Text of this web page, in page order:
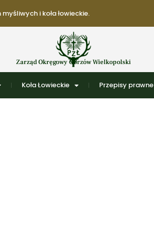
i koła łowieckie.
Zarząd Okręgowy Gorzów Wielkopolski
Koła Łowieckie Przepisy prawne